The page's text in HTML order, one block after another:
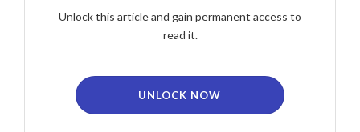
Unlock this article and gain permanent access to
read it.
UNLOCK NOW